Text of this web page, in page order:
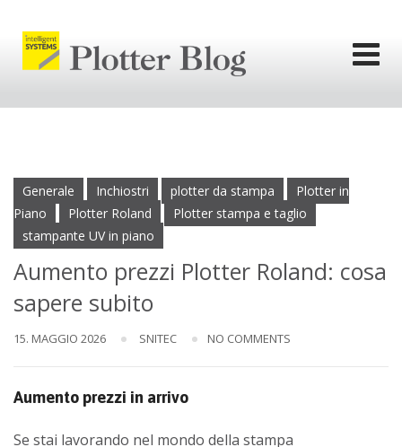
content
Generale Inchiostri plotter da stampa
Plotter in
Piano
Plotter Roland
Plotter stampa e taglio
stampante UV in piano
Aumento prezzi Plotter Roland: cosa
sapere subito
15. MAGGIO 2026 SNITEC NO COMMENTS
Aumento prezzi in arrivo
Se stai lavorando nel mondo della stampa